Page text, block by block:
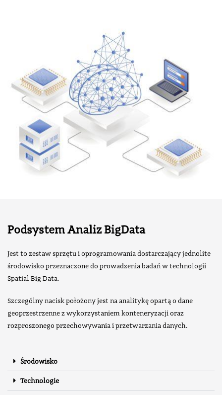
Podsystem Analiz BigData
Jest to zestaw sprzętu i oprogramowania dostarczający jednolite
środowisko przeznaczone do prowadzenia badań w technologii
Spatial Big Data.
Szczególny nacisk położony jest na analitykę opartą o dane
geoprzestrzenne z wykorzystaniem konteneryzacji oraz
rozproszonego przechowywania i przetwarzania danych.
Środowisko
Technologie